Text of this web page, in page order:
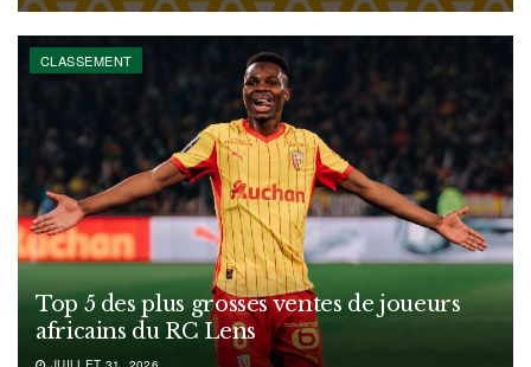
CLASSEMENT
Top 5 des plus grosses ventes de joueurs
africains du RC Lens